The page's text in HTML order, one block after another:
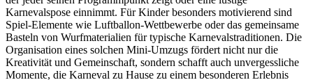
Karnevalspose einnimmt. Für Kinder besonders motivierend sind
Spiel-Elemente wie Luftballon-Wettbewerbe oder das gemeinsame
Basteln von Wurfmaterialien für typische Karnevalstraditionen. Die
Organisation eines solchen Mini-Umzugs fördert nicht nur die
Kreativität und Gemeinschaft, sondern schafft auch unvergessliche
Momente, die Karneval zu Hause zu einem besonderen Erlebnis